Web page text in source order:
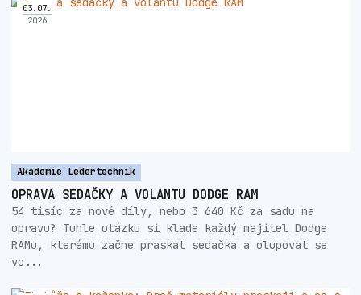
03. 07.
2026
Akademie Ledertechnik
OPRAVA SEDAČKY A VOLANTU DODGE RAM
54 tisíc za nové díly, nebo 3 640 Kč za sadu na
opravu? Tuhle otázku si klade každý majitel Dodge
RAMu, kterému začne praskat sedačka a olupovat se
vo...